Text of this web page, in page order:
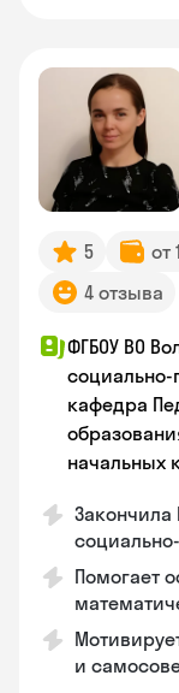
5 от
4 отзыва
ФГБОУ ВО
социально-
кафедра
начальных
Закончила
Помогает
и